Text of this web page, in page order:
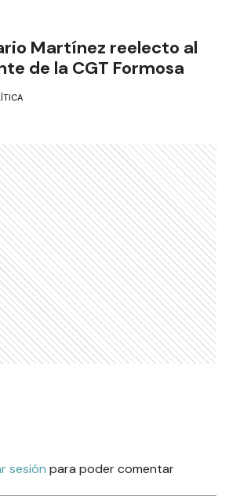
Martínez reelecto al
de la CGT Formosa
sesión para poder comentar